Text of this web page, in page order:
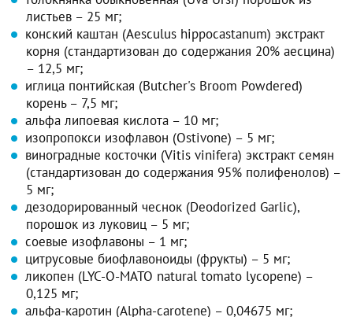
листьев – 25 мг;
конский каштан (Aesculus hippocastanum) экстракт
корня (стандартизован до содержания 20% аесцина)
– 12,5 мг;
иглица понтийская (Butcher's Broom Powdered)
корень – 7,5 мг;
альфа липоевая кислота – 10 мг;
изопропокси изофлавон (Ostivone) – 5 мг;
виноградные косточки (Vitis vinifera) экстракт семян
(стандартизован до содержания 95% полифенолов) –
5 мг;
дезодорированный чеснок (Deodorized Garlic),
порошок из луковиц – 5 мг;
соевые изофлавоны – 1 мг;
цитрусовые биофлавоноиды (фрукты) – 5 мг;
ликопен (LYC-O-MATO natural tomato lycopene) –
0,125 мг;
альфа-каротин (Alpha-carotene) – 0,04675 мг;